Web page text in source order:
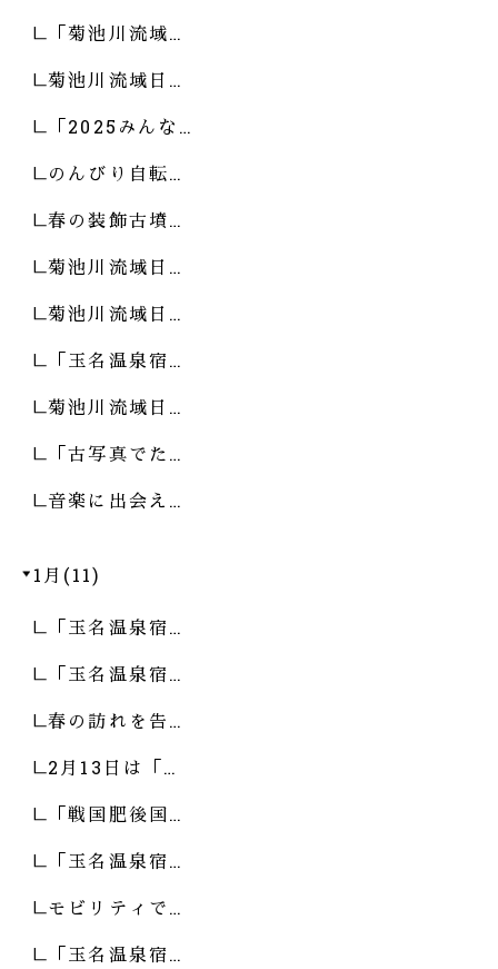
「菊池川流域…
菊池川流域日…
「2025みんな…
のんびり自転…
春の装飾古墳…
菊池川流域日…
菊池川流域日…
「玉名温泉宿…
菊池川流域日…
「古写真でた…
音楽に出会え…
1月(11)
「玉名温泉宿…
「玉名温泉宿…
春の訪れを告…
2月13日は「…
「戦国肥後国…
「玉名温泉宿…
モビリティで…
「玉名温泉宿…